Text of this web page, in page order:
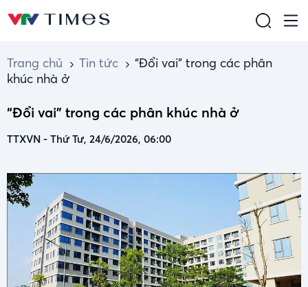
Trang chủ Tin tức
“Đổi vai” trong các phân
khúc nhà ở
“Đổi vai” trong các phân khúc nhà ở
TTXVN - Thứ Tư, 24/6/2026, 06:00